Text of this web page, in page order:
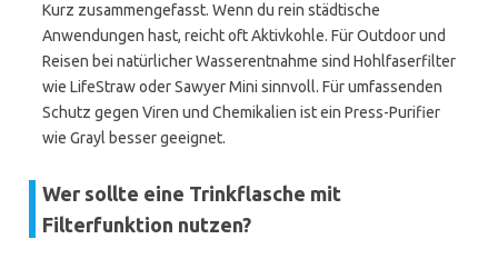
Kurz zusammengefasst. Wenn du rein städtische
Anwendungen hast, reicht oft Aktivkohle. Für Outdoor und
Reisen bei natürlicher Wasserentnahme sind Hohlfaserfilter
wie LifeStraw oder Sawyer Mini sinnvoll. Für umfassenden
Schutz gegen Viren und Chemikalien ist ein Press-Purifier
wie Grayl besser geeignet.
Wer sollte eine Trinkflasche mit
Filterfunktion nutzen?